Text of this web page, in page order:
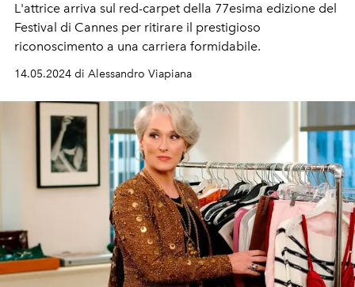
L'attrice arriva sul red-carpet della 77esima edizione del
Festival di Cannes per ritirare il prestigioso
riconoscimento a una carriera formidabile.
14.05.2024 di Alessandro Viapiana